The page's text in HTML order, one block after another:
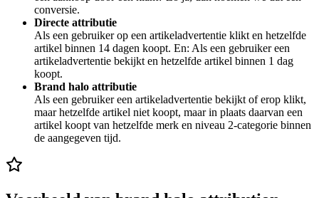
conversie.
Directe attributie
Als een gebruiker op een artikeladvertentie klikt en hetzelfde
artikel binnen 14 dagen koopt. En: Als een gebruiker een
artikeladvertentie bekijkt en hetzelfde artikel binnen 1 dag
koopt.
Brand halo attributie
Als een gebruiker een artikeladvertentie bekijkt of erop klikt,
maar hetzelfde artikel niet koopt, maar in plaats daarvan een
artikel koopt van hetzelfde merk en niveau 2-categorie binnen
de aangegeven tijd.